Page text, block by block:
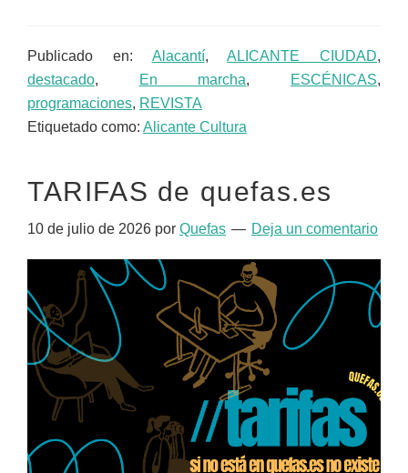
Publicado en: Alacantí,ALICANTE CIUDAD,
destacado, En marcha, ESCÉNICAS,
programaciones, REVISTA
Etiquetado como: Alicante Cultura
TARIFAS de quefas.es
10 de julio de 2026 por Quefas Deja un comentario